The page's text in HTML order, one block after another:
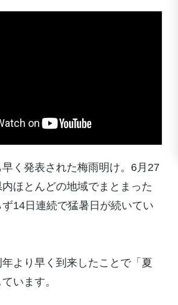
く発表された梅雨明け。6月27
ほとんどの地域でまとまった
14日連続で猛暑日が続いてい
より早く到来したことで「夏
います。